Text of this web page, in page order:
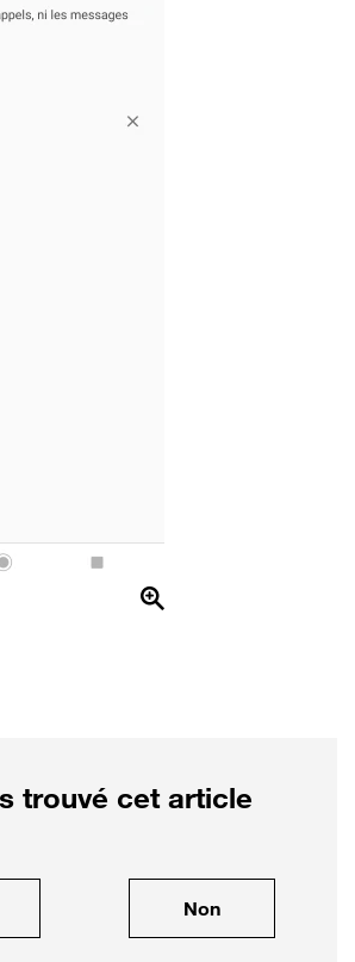
trouvé cet article
article m'a été utileNon, cet article ne